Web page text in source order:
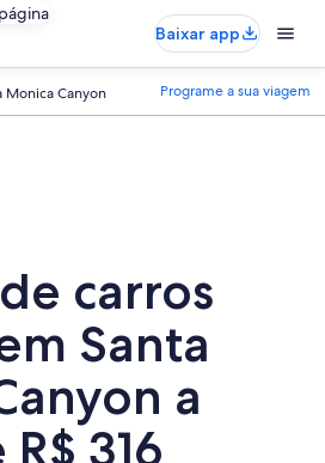
Baixar app
Monica Canyon Programe a sua viagem
carros
Santa
a
316